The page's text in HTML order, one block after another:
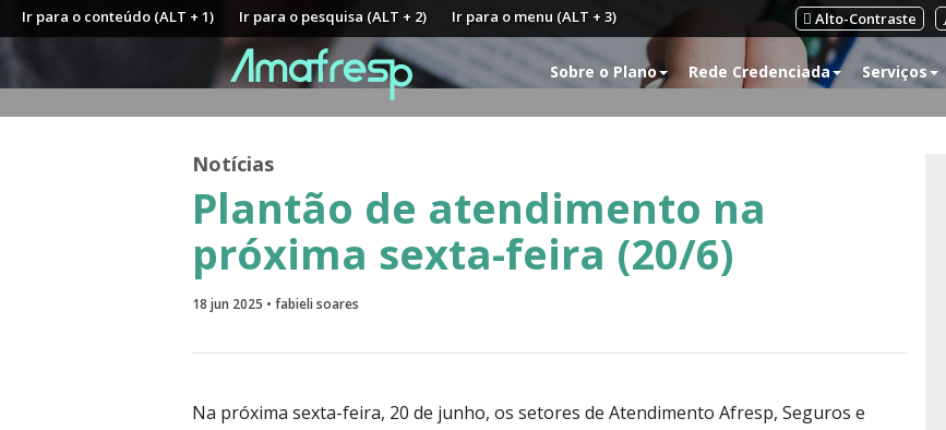
Ir para o conteúdo (ALT + 1) Ir para o pesquisa (ALT + 2) Ir para o menu (ALT + 3) Alto-Contraste
Sobre o Plano Rede Credenciada Serviços
Notícias
Plantão de atendimento na
próxima sexta-feira (20/6)
18 jun 2025 • fabieli soares
Na próxima sexta-feira, 20 de junho, os setores de Atendimento Afresp, Seguros e